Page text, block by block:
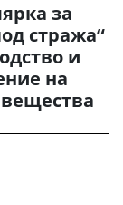
за
стража“
и
на